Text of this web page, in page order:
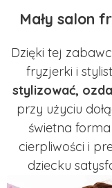
Mały salon
Dzięki tej
fryzjerki i
stylizować,
przy użyciu
świetna
cierpliwości i
dziecku